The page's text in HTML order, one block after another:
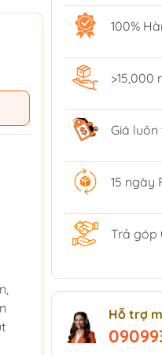
100%
>15,000
Giá
15 ngày
Trả góp
Hỗ trợ